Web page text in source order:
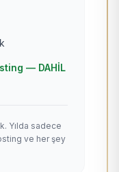
— DAHİL
Yılda sadece
ve her şey